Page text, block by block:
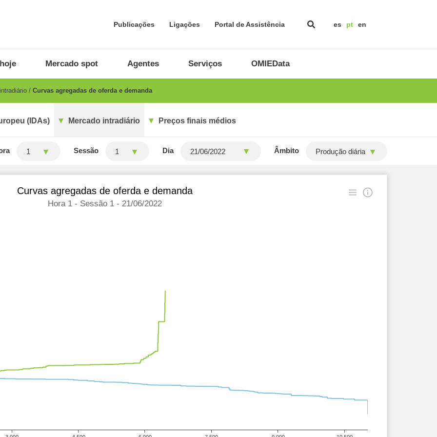
Publicações Ligações Portal de Assistência es pt en
Mercado spot Agentes Serviços OMIEData
Curvas agregadas de oferda e demanda
(IDAs) Mercado intradiário Preços finais médios
1 Sessão 1 Dia Âmbito Produção diária
Curvas agregadas de oferda e demanda
Hora 1 - Sessão 1 - 21/06/2022